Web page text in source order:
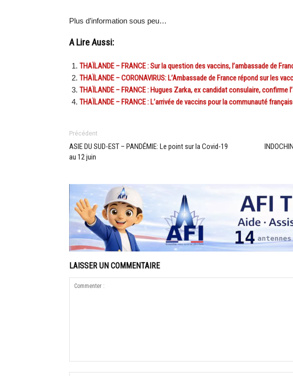
Plus d’information sous peu…
A Lire Aussi:
THAÏLANDE – FRANCE : Sur la question des vaccins, l’ambassade de
THAÏLANDE – CORONAVIRUS: L’Ambassade de France répond sur les
THAÏLANDE – FRANCE : Hugues Zarka, ex candidat consulaire, confirme
THAÏLANDE – FRANCE : L’arrivée de vaccins pour la communauté
Précédent
ASIE DU SUD-EST – PANDÉMIE: Le point sur la Covid-19
au 12 juin
LAISSER UN COMMENTAIRE